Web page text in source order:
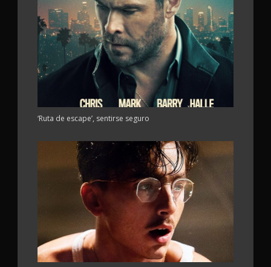
‘Ruta de escape’, sentirse seguro